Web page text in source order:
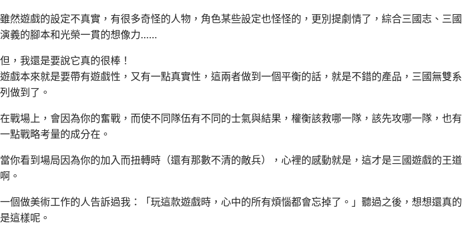
雖然遊戲的設定不真實，有很多奇怪的人物，角色某些設定也怪怪的，更別提劇情了，綜合三國志、三國
演義的腳本和光榮一貫的想像力……
但，我還是要說它真的很棒！
遊戲本來就是要帶有遊戲性，又有一點真實性，這兩者做到一個平衡的話，就是不錯的產品，三國無雙系
列做到了。
在戰場上，會因為你的奮戰，而使不同隊伍有不同的士氣與結果，權衡該救哪一隊，該先攻哪一隊，也有
一點戰略考量的成分在。
當你看到場局因為你的加入而扭轉時（還有那數不清的敵兵），心裡的感動就是，這才是三國遊戲的王道
啊。
一個做美術工作的人告訴過我：「玩這款遊戲時，心中的所有煩惱都會忘掉了。」聽過之後，想想還真的
是這樣呢。